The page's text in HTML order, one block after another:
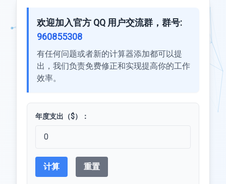
欢迎加入官方 QQ 用户交流群，群号:
960855308
有任何问题或者新的计算器添加都可以提
出，我们负责免费修正和实现提高你的工作
效率。
年度支出（$）：
计算 重置